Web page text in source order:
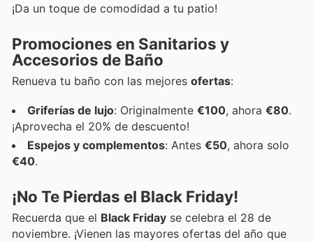
¡Da un toque de comodidad a tu patio!
Promociones en Sanitarios y
Accesorios de Baño
Renueva tu baño con las mejores ofertas:
Griferías de lujo: Originalmente €100, ahora €80.
¡Aprovecha el 20% de descuento!
Espejos y complementos: Antes €50, ahora solo
€40.
¡No Te Pierdas el Black Friday!
Recuerda que el Black Friday se celebra el 28 de
noviembre. ¡Vienen las mayores ofertas del año que